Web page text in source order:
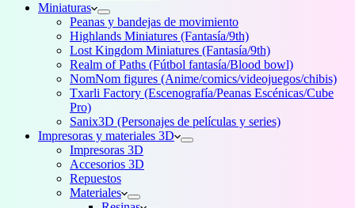
Miniaturas
Peanas y bandejas de movimiento
Highlands Miniatures (Fantasía/9th)
Lost Kingdom Miniatures (Fantasía/9th)
Realm of Paths (Fútbol fantasía/Blood bowl)
NomNom figures (Anime/comics/videojuegos/chibis)
Txarli Factory (Escenografía/Peanas Escénicas/Cube
Pro)
Sanix3D (Personajes de películas y series)
Impresoras y materiales 3D
Impresoras 3D
Accesorios 3D
Repuestos
Materiales